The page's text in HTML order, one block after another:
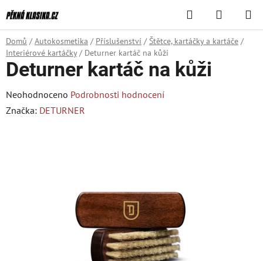
na
obsah
Hledat
KOŠÍK
Domů / Autokosmetika / Příslušenství / Štětce, kartáčky a kartáče /
Interiérové kartáčky / Deturner kartáč na kůži
Deturner kartáč na kůži
Průměrné
hodnocení
Neohodnoceno Podrobnosti hodnocení
Značka: DETURNER